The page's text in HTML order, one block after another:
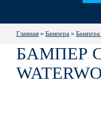
Главная » Бампера »
БАМПЕР